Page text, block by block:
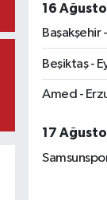
16
Başakşehir
Beşiktaş -
Amed -
17